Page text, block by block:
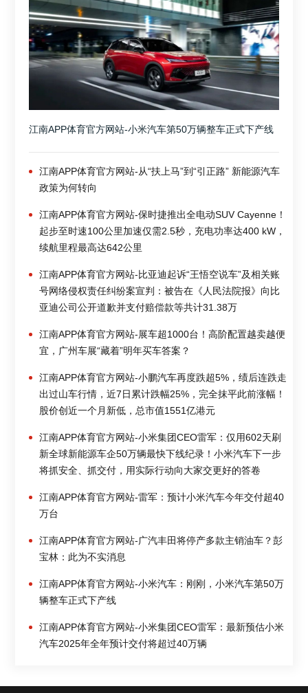
江南APP体育官方网站-小米汽车第50万辆整车正式下产线
江南APP体育官方网站-从“扶上马”到“引正路” 新能源汽车
政策为何转向
江南APP体育官方网站-保时捷推出全电动SUV Cayenne！
起步至时速100公里加速仅需2.5秒，充电功率达400 kW，
续航里程最高达642公里
江南APP体育官方网站-比亚迪起诉“王悟空说车”及相关账
号网络侵权责任纠纷案宣判：被告在《人民法院报》向比
亚迪公司公开道歉并支付赔偿款等共计31.38万
江南APP体育官方网站-展车超1000台！高阶配置越卖越便
宜，广州车展“藏着”明年买车答案？
江南APP体育官方网站-小鹏汽车再度跌超5%，绩后连跌走
出过山车行情，近7日累计跌幅25%，完全抹平此前涨幅！
股价创近一个月新低，总市值1551亿港元
江南APP体育官方网站-小米集团CEO雷军：仅用602天刷
新全球新能源车企50万辆最快下线纪录！小米汽车下一步
将抓安全、抓交付，用实际行动向大家交更好的答卷
江南APP体育官方网站-雷军：预计小米汽车今年交付超40
万台
江南APP体育官方网站-广汽丰田将停产多款主销油车？彭
宝林：此为不实消息
江南APP体育官方网站-小米汽车：刚刚，小米汽车第50万
辆整车正式下产线
江南APP体育官方网站-小米集团CEO雷军：最新预估小米
汽车2025年全年预计交付将超过40万辆